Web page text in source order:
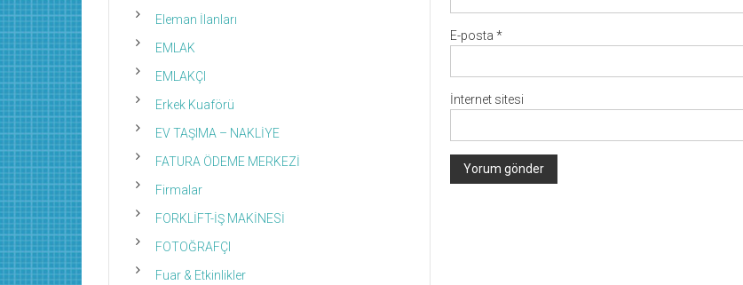
E-posta *
İnternet sitesi
Eleman İlanları
EMLAK
EMLAKÇI
Erkek Kuaförü
EV TAŞIMA – NAKLİYE
FATURA ÖDEME MERKEZİ
Firmalar
FORKLİFT-İŞ MAKİNESİ
FOTOĞRAFÇI
Fuar & Etkinlikler